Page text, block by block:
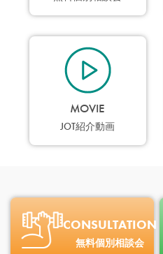
MOVIE
JOT紹介動画
CONSULTATION
無料個別相談会